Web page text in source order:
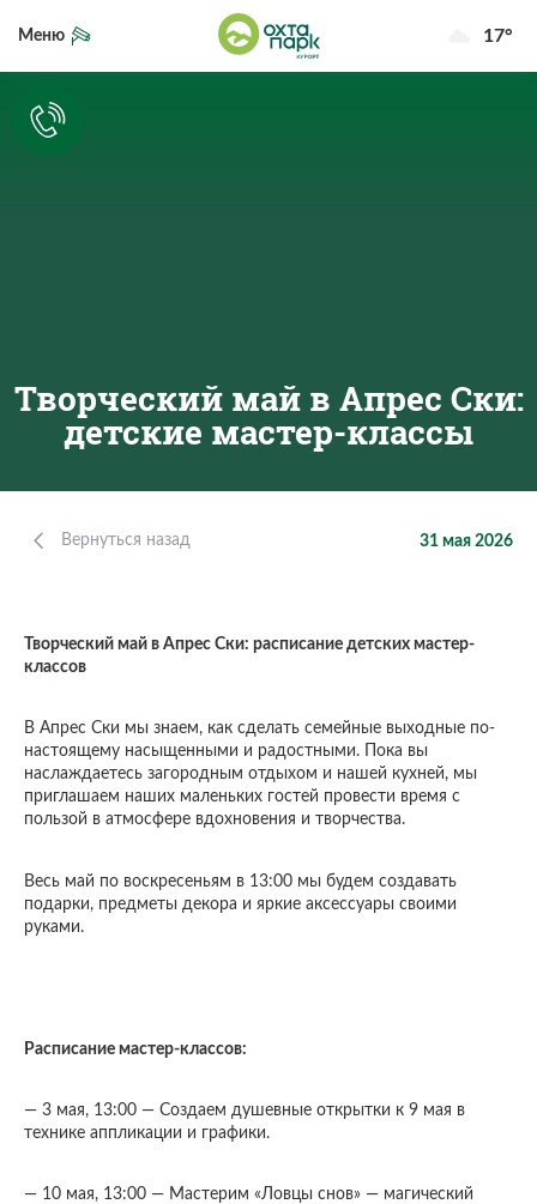
17°
Меню
Творческий май в Апрес Ски:
детские мастер-классы
Вернуться назад 31 мая 2026
Творческий май в Апрес Ски: расписание детских мастер-
классов
В Апрес Ски мы знаем, как сделать семейные выходные по-
настоящему насыщенными и радостными. Пока вы
наслаждаетесь загородным отдыхом и нашей кухней, мы
приглашаем наших маленьких гостей провести время с
пользой в атмосфере вдохновения и творчества.
Весь май по воскресеньям в 13:00 мы будем создавать
подарки, предметы декора и яркие аксессуары своими
руками.
Расписание мастер-классов:
— 3 мая, 13:00 — Создаем душевные открытки к 9 мая в
технике аппликации и графики.
— 10 мая, 13:00 — Мастерим «Ловцы снов» — магический